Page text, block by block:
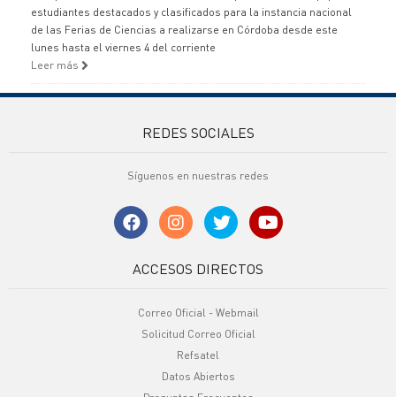
estudiantes destacados y clasificados para la instancia nacional
de las Ferias de Ciencias a realizarse en Córdoba desde este
lunes hasta el viernes 4 del corriente
Leer más
REDES SOCIALES
Síguenos en nuestras redes
ACCESOS DIRECTOS
Correo Oficial - Webmail
Solicitud Correo Oficial
Refsatel
Datos Abiertos